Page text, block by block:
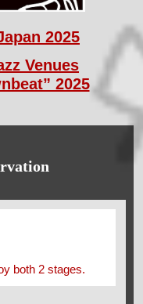
2025
Venues
2025
both 2 stages.